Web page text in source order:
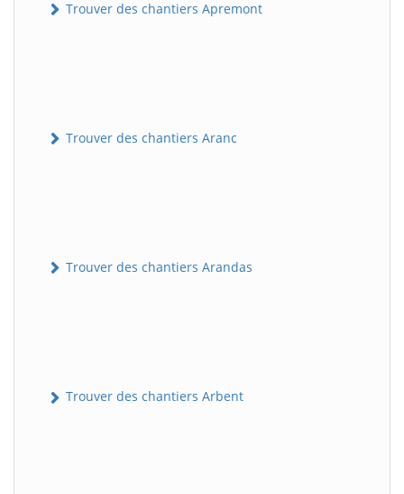
Trouver des chantiers Apremont
Trouver des chantiers Aranc
Trouver des chantiers Arandas
Trouver des chantiers Arbent